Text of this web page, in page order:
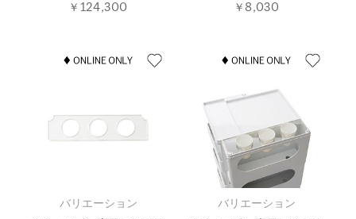
￥124,300
￥8,030
バリエーション
バリエーション